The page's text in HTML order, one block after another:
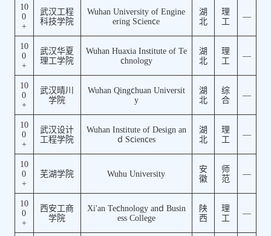
10
0
+
武汉工程
科技学院
Wuhan University of Engine
ering Science
湖
北
理
工
—
10
0
+
武汉华夏
理工学院
Wuhan Huaxia Institute of Te
chnology
湖
北
理
工
—
10
0
+
武汉晴川
学院
Wuhan Qingchuan Universit
y
湖
北
综
合
—
10
0
+
武汉设计
工程学院
Wuhan Institute of Design an
d Sciences
湖
北
理
工
—
10
0
+
芜湖学院 Wuhu University
安
徽
师
范
—
10
0
+
西安工商
学院
Xi'an Technology and Busin
ess College
陕
西
理
工
—